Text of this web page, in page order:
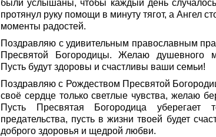
были услышаны, чтобы каждый день
протянул руку помощи в минуту тягот, а Ангел
моменты радостей.
Поздравляю с удивительным православным
Пресвятой Богородицы. Желаю душевного
Пусть будут здоровы и счастливы ваши семьи!
Поздравляю с Рождеством Пресвятой
своё сердце только светлые чувства, желаю
Пусть Пресвятая Богородица
предательства, пусть в жизни твоей будет
доброго здоровья и щедрой любви.